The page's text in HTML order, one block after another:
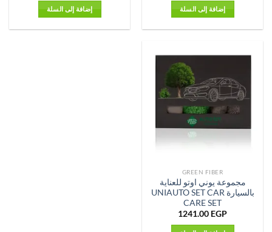
إضافة إلى السلة إضافة إلى السلة
GREEN FIBER
مجموعة يوني اوتو للعناية
بالسيارة UNIAUTO SET CAR
CARE SET
1241.00 EGP